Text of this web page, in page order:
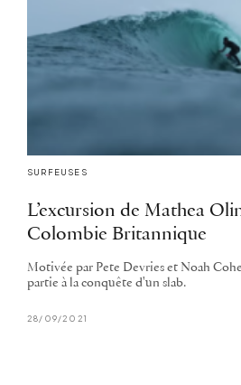
SURFEUSES
L’excursion de Mathea
Colombie Britannique
Motivée par Pete Devries et Noah
partie à la conquête d'un slab.
28/09/2021